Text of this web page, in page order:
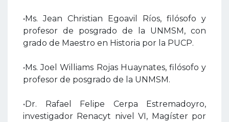
•Ms. Jean Christian Egoavil Ríos, filósofo y
profesor de posgrado de la UNMSM, con
grado de Maestro en Historia por la PUCP.
•Ms. Joel Williams Rojas Huaynates, filósofo y
profesor de posgrado de la UNMSM.
•Dr. Rafael Felipe Cerpa Estremadoyro,
investigador Renacyt nivel VI, Magíster por